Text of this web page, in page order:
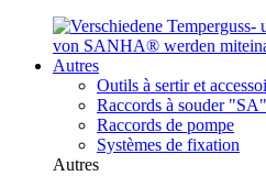
Autres
Outils à sertir et
Raccords à souder "SA"
Raccords de pompe
Systèmes de fixation
Autres